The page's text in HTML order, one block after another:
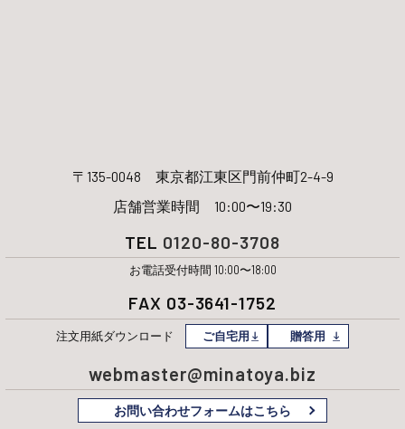
〒135-0048 東京都江東区門前仲町2-4-9
店舗営業時間 10:00〜19:30
TEL 0120-80-3708
お電話受付時間 10:00〜18:00
FAX 03-3641-1752
注文用紙ダウンロード ご自宅用 贈答用
webmaster@minatoya.biz
お問い合わせフォームはこちら